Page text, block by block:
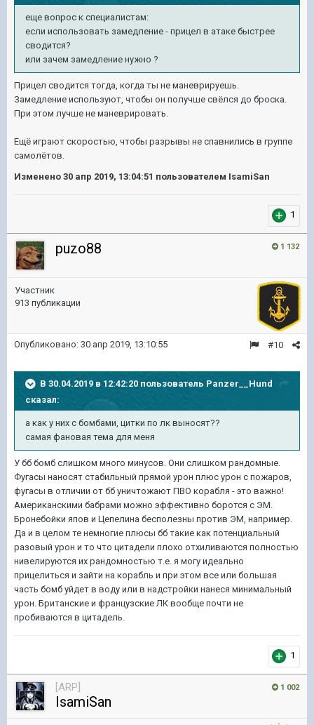
еще вопрос к специалистам:
если использовать замедление - прицел в атаке быстрее
сводится?
или зачем замедление нужно ?
Прицел сводится тогда, когда ты не маневрируешь.
Замедление используют, чтобы он получше свёлся до броска.
При этом лучше не маневрировать.
Ещё играют скоростью, чтобы разрывы не спавнились в группе
самолётов.
Изменено 30 апр 2019, 13:04:51 пользователем IsamiSan
1
1 132
puzo88
Участник
913 публикации
#10
Опубликовано: 30 апр 2019, 13:10:55
В 30.04.2019 в 12:42:20 пользователь Panzer__Hund
сказал:
а как у них с бомбами, цитки по лк выносят??
самая фановая тема для меня
У бб бомб слишком много минусов. Они слишком рандомные.
Фугасы наносят стабильный прямой урон плюс урон с пожаров,
фугасы в отличии от бб уничтожают ПВО корабля - это важно!
Американскими бабрами можно эффективно боротся с ЭМ.
Бронебойки япов и Цепелина бесполезны против ЭМ, например.
Да и в целом те немногие плюсы бб такие как потенциальный
разовый урон и то что цитадели плохо отхиливаются полностью
нивелируются их рандомностью т.е. я могу идеально
прицелиться и зайти на корабль и при этом все или большая
часть бомб уйдет в воду или в надстройки нанеся минимальный
урон. Британские и французские ЛК вообще почти не
пробиваются в цитадель.
1
1 002
[ARP]
IsamiSan